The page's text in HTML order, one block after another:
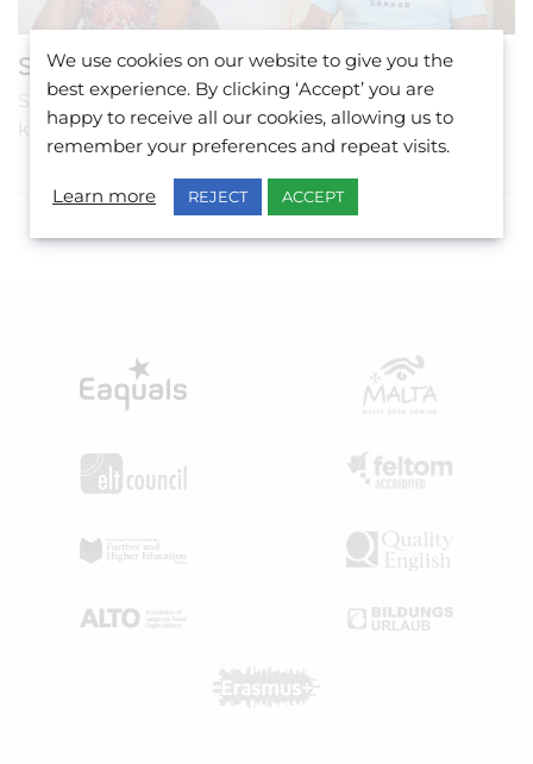
Semi individuální hodiny
Sdílejte individuální přístup na hodinách se svým
kamarádem či kolegou, jež má stejnou úroveň a cíl.
We use cookies on our website to give you the
best experience. By clicking ‘Accept’ you are
happy to receive all our cookies, allowing us to
remember your preferences and repeat visits.
Learn more REJECT ACCEPT